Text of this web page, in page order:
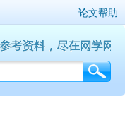
论文帮助